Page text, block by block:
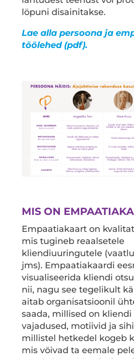
löpuni disainitakse.
Lae alla persoona ja
töölehed (pdf).
MIS ON
Empaatiakaart on
mis tugineb reaalsetele
kliendiuuringutele
jms). Empaatiakaardi
visualiseerida kliendi
nii, nagu see tegelikult
aitab organisatsioonil
saada, millised on
vajadused, motiivid ja
millistel hetkedel kogeb
mis vöivad ta eemale